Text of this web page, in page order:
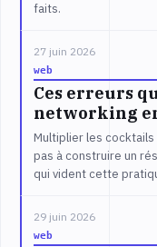
faits.
27 juin 2026
web
Ces erreurs
networking
Multiplier les
pas à construire un
qui vident cette
29 juin 2026
web